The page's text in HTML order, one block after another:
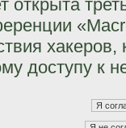
открыта
доступу к